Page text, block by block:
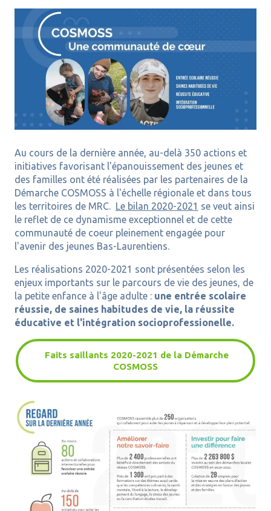
Au cours de la dernière année, au-delà 350 actions et
initiatives favorisant l'épanouissement des jeunes et
des familles ont été réalisées par les partenaires de la
Démarche COSMOSS à l'échelle régionale et dans tous
les territoires de MRC. Le bilan 2020-2021 se veut ainsi
le reflet de ce dynamisme exceptionnel et de cette
communauté de coeur pleinement engagée pour
l'avenir des jeunes Bas-Laurentiens.
Les réalisations 2020-2021 sont présentées selon les
enjeux importants sur le parcours de vie des jeunes, de
la petite enfance à l'âge adulte : une entrée scolaire
réussie, de saines habitudes de vie, la réussite
éducative et l'intégration socioprofessionelle.
Faits saillants 2020-2021 de la Démarche
COSMOSS